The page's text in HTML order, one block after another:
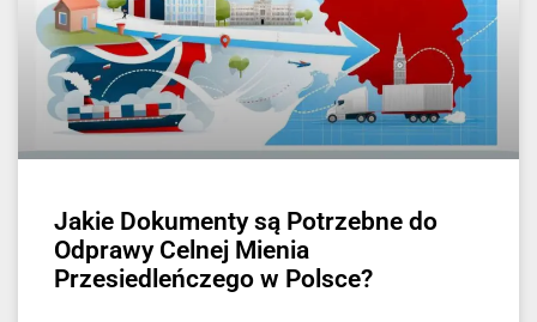
Jakie Dokumenty są Potrzebne do
Odprawy Celnej Mienia
Przesiedleńczego w Polsce?